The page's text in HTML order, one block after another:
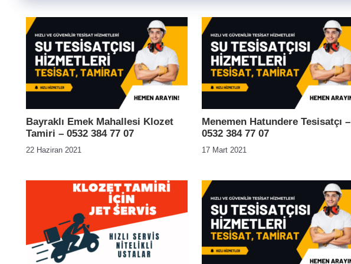
Bayraklı Emek Mahallesi Klozet
Tamiri – 0532 384 77 07
22 Haziran 2021
Menemen Hatundere Tesisatçı –
0532 384 77 07
17 Mart 2021